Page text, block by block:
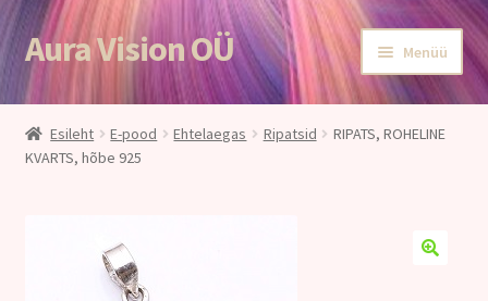
Liigu
navigeerimisele
Liigu
sisu
juurde
Aura Vision OÜ Menüü
Esileht
E-POOD
Aroomiteraapia
Esileht E-pood Ehtelaegas Ripatsid
RIPATS, ROHELINE
KVARTS, hõbe 925